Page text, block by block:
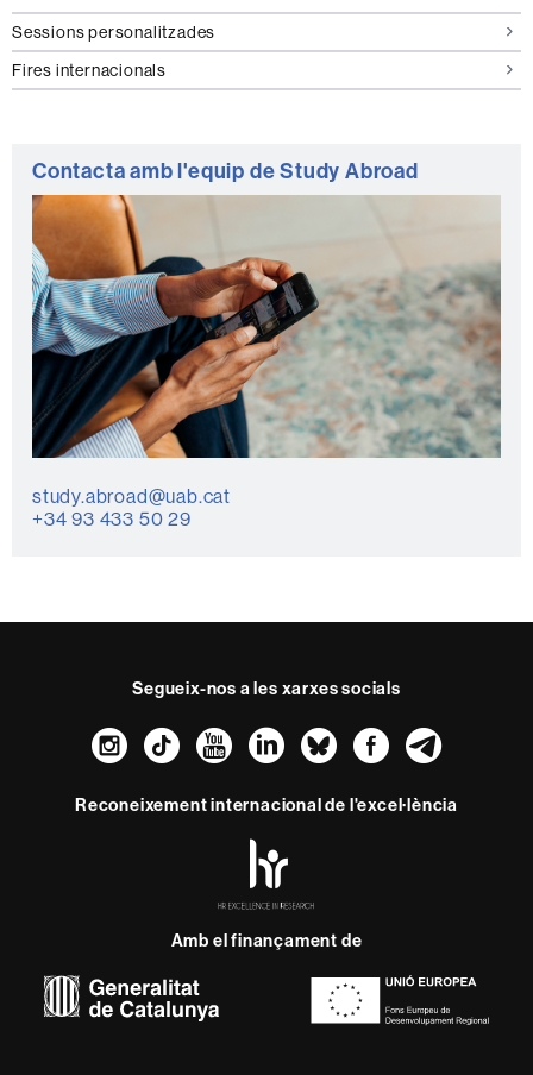
Sessions personalitzades
Fires internacionals
Contacta amb l'equip de Study Abroad
study.abroad@uab.cat
+34 93 433 50 29
Segueix-nos a les xarxes socials
Instagram
TikTokYouTube
LinkedIn
Bluesky
Reconeixement internacional de l'excel·lència
-
Amb el finançament de